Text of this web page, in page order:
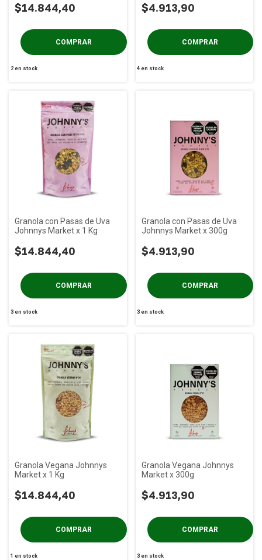
$14.844,40
2en stock
$4.913,90
4 en stock
Granola con Pasas de Uva
Johnnys Market x 1 Kg
$14.844,40
3en stock
Granola con Pasas de Uva
Johnnys Market x 300g
$4.913,90
3 en stock
Granola Vegana Johnnys
Market x 1 Kg
$14.844,40
1 en stock
Granola Vegana Johnnys
Market x 300g
$4.913,90
3 en stock